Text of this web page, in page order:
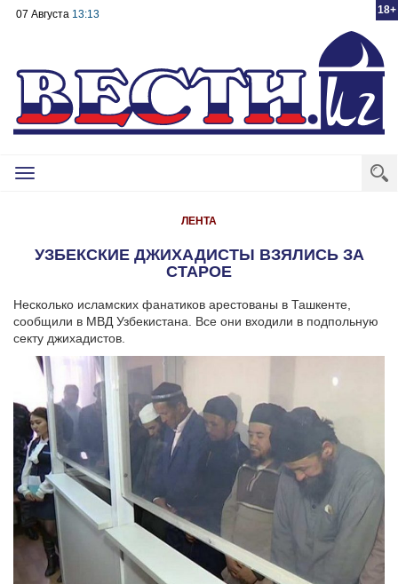
18+
07 Августа 13:13
Toggle
ЛЕНТА
УЗБЕКСКИЕ ДЖИХАДИСТЫ ВЗЯЛИСЬ ЗА
СТАРОЕ
Несколько исламских фанатиков арестованы в Ташкенте,
сообщили в МВД Узбекистана. Все они входили в подпольную
секту джихадистов.